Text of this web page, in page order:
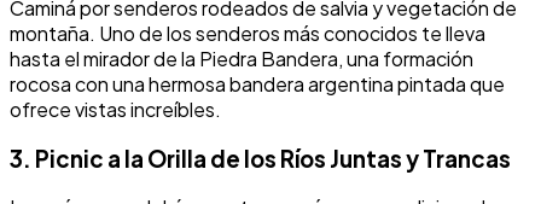
Caminá por senderos rodeados de salvia y vegetación de
montaña. Uno de los senderos más conocidos te lleva
hasta el mirador de la Piedra Bandera, una formación
rocosa con una hermosa bandera argentina pintada que
ofrece vistas increíbles.
3. Picnic a la Orilla de los Ríos Juntas y Trancas